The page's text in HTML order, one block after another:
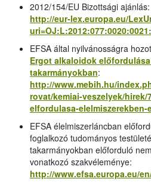
2012/154/EU Bizottsági ajánlás:
http://eur-lex.europa.eu/
EFSA által nyilvánosságra
Ergot alkaloidok
takarmányokban:
http://www.mebih.hu/
rovat/kemiai-veszelyek/
elfordulasa-
EFSA élelmiszerláncban
foglalkozó tudományos
takarmányokban előforduló
vonatkozó szakvéleménye:
http://www.efsa.europa.eu/